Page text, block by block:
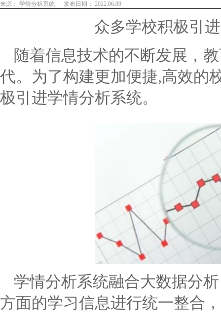
来源： 学情分析系统 发布日期： 2022.06.09
众多学校积极引
随着信息技术的不断发展，
代。为了构建更加便捷,高效的
极引进学情分析系统。
学情分析系统融合大数据分
方面的学习信息进行统一整合